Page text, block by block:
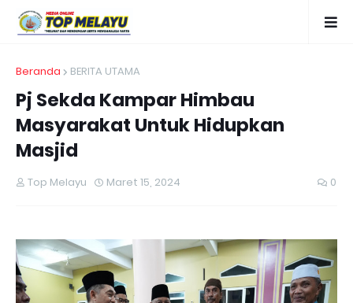
Beranda BERITA UTAMA
Pj Sekda Kampar Himbau
Masyarakat Untuk Hidupkan
Masjid
Top Melayu Maret 15, 2024 0